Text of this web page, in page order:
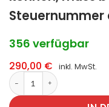
Steuernummer
356 verfügbar
290,00 €
inkl. MwSt.
Occhiali blue-blocker